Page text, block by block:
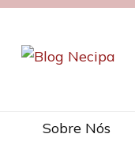
Sobre Nós